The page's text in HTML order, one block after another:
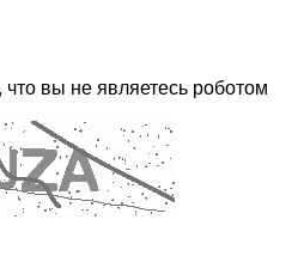
вы не являетесь роботом